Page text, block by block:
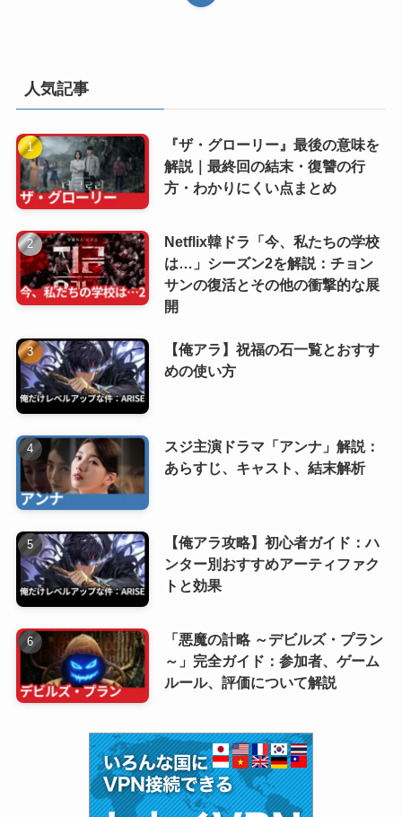
人気記事
『ザ・グローリー』最後の意味を
解説｜最終回の結末・復讐の行
方・わかりにくい点まとめ
Netflix韓ドラ「今、私たちの学校
は…」シーズン2を解説：チョン
サンの復活とその他の衝撃的な展
開
【俺アラ】祝福の石一覧とおすす
めの使い方
スジ主演ドラマ「アンナ」解説：
あらすじ、キャスト、結末解析
【俺アラ攻略】初心者ガイド：ハ
ンター別おすすめアーティファク
トと効果
「悪魔の計略 ～デビルズ・プラン
～」完全ガイド：参加者、ゲーム
ルール、評価について解説